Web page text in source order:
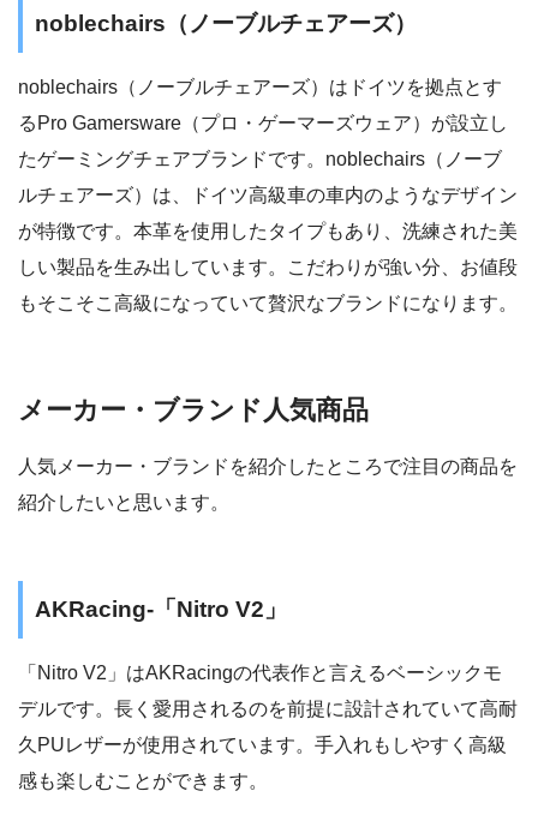
noblechairs（ノーブルチェアーズ）
noblechairs（ノーブルチェアーズ）はドイツを拠点とす
るPro Gamersware（プロ・ゲーマーズウェア）が設立し
たゲーミングチェアブランドです。noblechairs（ノーブ
ルチェアーズ）は、ドイツ高級車の車内のようなデザイン
が特徴です。本革を使用したタイプもあり、洗練された美
しい製品を生み出しています。こだわりが強い分、お値段
もそこそこ高級になっていて贅沢なブランドになります。
メーカー・ブランド人気商品
人気メーカー・ブランドを紹介したところで注目の商品を
紹介したいと思います。
AKRacing-「Nitro V2」
「Nitro V2」はAKRacingの代表作と言えるベーシックモ
デルです。長く愛用されるのを前提に設計されていて高耐
久PUレザーが使用されています。手入れもしやすく高級
感も楽しむことができます。